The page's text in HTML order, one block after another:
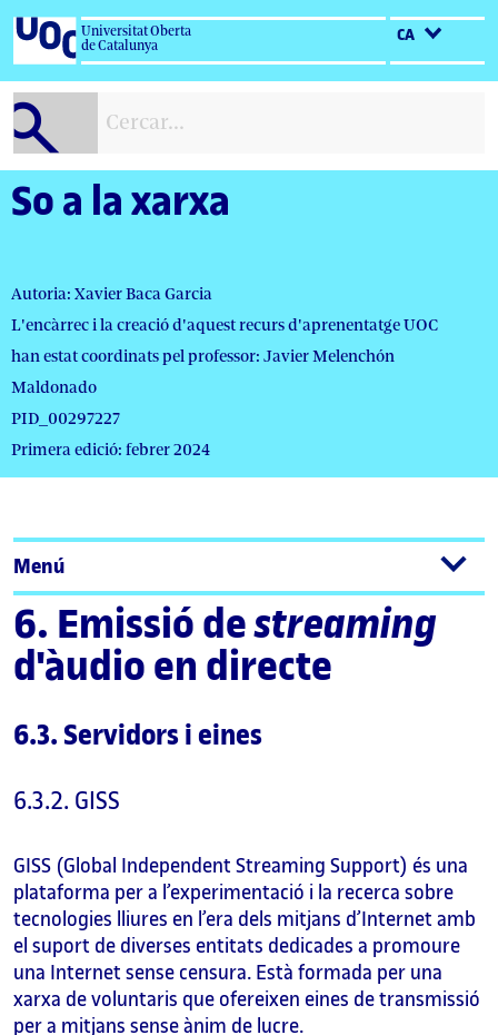
Salta
contingut
Universitat Oberta
de Catalunya
CA
So a la xarxa
Autoria: Xavier Baca Garcia
L'encàrrec i la creació d'aquest recurs d'aprenentatge UOC
han estat coordinats pel professor: Javier Melenchón
Maldonado
PID_00297227
Primera edició: febrer 2024
Menú
6. Emissió destreaming
d'àudio en directe
6.3. Servidors i eines
6.3.2. GISS
GISS (Global Independent Streaming Support) és una
plataforma per a l’experimentació i la recerca sobre
tecnologies lliures en l’era dels mitjans d’Internet amb
el suport de diverses entitats dedicades a promoure
una Internet sense censura. Està formada per una
xarxa de voluntaris que ofereixen eines de transmissió
per a mitjans sense ànim de lucre.